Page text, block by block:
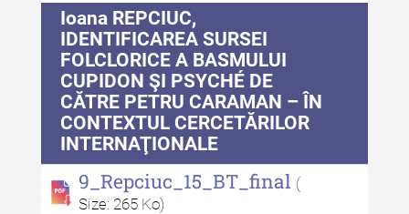
Alte publicatii, cataloage, volume de
autor
Indexul Complet
Informații Utile
Despre Editură
Contact
Ioana REPCIUC,
IDENTIFICAREA SURSEI
FOLCLORICE A BASMULUI
CUPIDON ŞI PSYCHÉ DE
CĂTRE PETRU CARAMAN – ÎN
CONTEXTUL CERCETĂRILOR
INTERNAŢIONALE
9_Repciuc_15_BT_final (
Size: 265 Ko)